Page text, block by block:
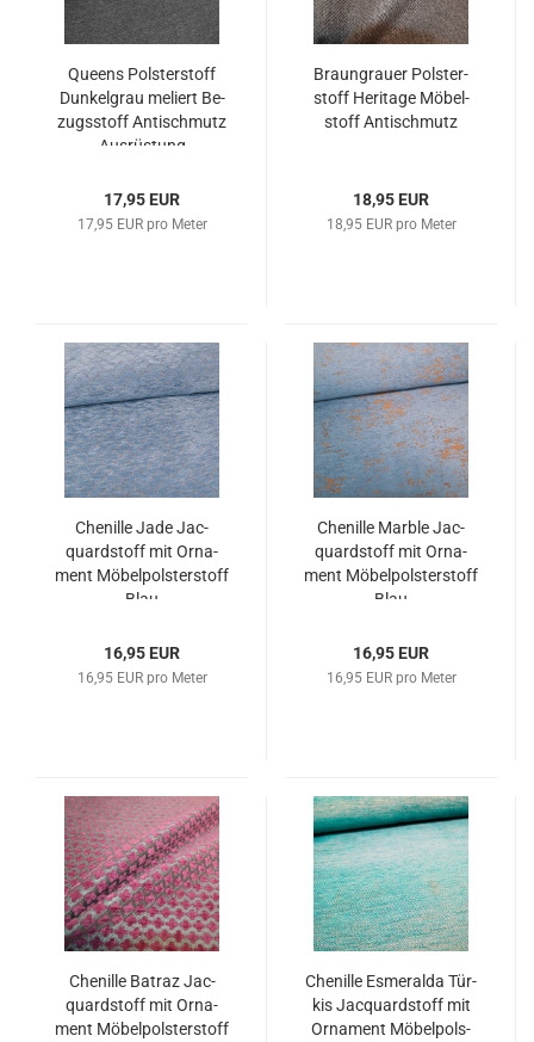
Queens Pols­ter­stoff
Dun­kel­grau me­liert Be­
zugs­stoff An­tischmutz
Aus­rüs­tung
17,95 EUR
17,95 EUR pro Meter
Braungrau­er Pols­ter­
stoff He­ri­ta­ge Mö­bel­
stoff An­tischmutz
18,95 EUR
18,95 EUR pro Meter
Che­nil­le Jade Jac­
quard­stoff mit Or­na­
ment Mö­bel­pols­ter­stoff
Blau
16,95 EUR
16,95 EUR pro Meter
Che­nil­le Marb­le Jac­
quard­stoff mit Or­na­
ment Mö­bel­pols­ter­stoff
Blau
16,95 EUR
16,95 EUR pro Meter
Che­nil­le Ba­traz Jac­
quard­stoff mit Or­na­
ment Mö­bel­pols­ter­stoff
Che­nil­le Es­me­ral­da Tür­
kis Jac­quard­stoff mit
Or­na­ment Mö­bel­pols­